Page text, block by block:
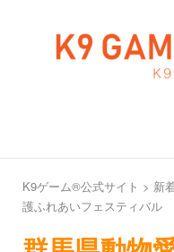
Home
K9ゲーム®公式サイト > 新
護ふれあいフェスティバル